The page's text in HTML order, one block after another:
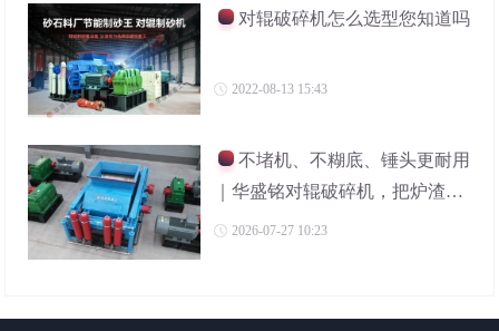
对辊破碎机怎么选型您知道吗
2022-08-13 15:43
不堵机、不糊底、锤头更耐用
｜华盛铭对辊破碎机，把炉渣变
利润2026-07-27 10:23